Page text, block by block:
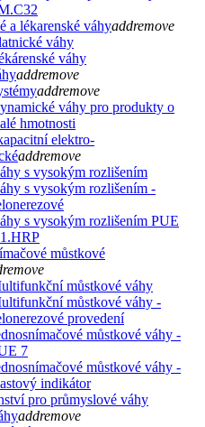
a lékarenské váhyaddremove
váhy
váhy
addremove
addremove
váhy pro produkty o
hmotnosti
elektro-
addremove
s vysokým rozlišením
s vysokým rozlišením -
s vysokým rozlišením PUE
můstkové
remove
můstkové váhy
můstkové váhy -
provedení
můstkové váhy -
7
můstkové váhy -
indikátor
pro průmyslové váhy
addremove